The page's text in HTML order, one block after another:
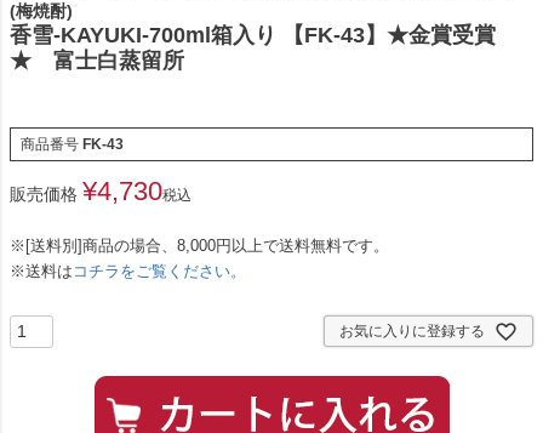
(梅焼酎)
香雪-KAYUKI-700ml箱入り 【FK-43】★金賞受賞
★ 富士白蒸留所
商品番号 FK-43
販売価格 ¥4,730税込
※[送料別]商品の場合、8,000円以上で送料無料です。
※送料は コチラをご覧ください。
お気に入りに登録する